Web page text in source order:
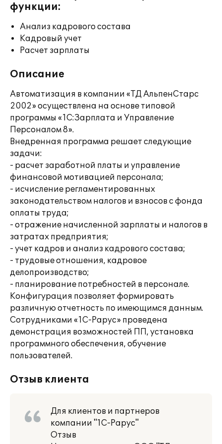
функции:
Анализ кадрового состава
Кадровый учет
Расчет зарплаты
Описание
Автоматизация в компании «ТД АльпенСтарс
2002» осуществлена на основе типовой
программы «1С:Зарплата и Управление
Персоналом 8».
Внедренная программа решает следующие
задачи:
- расчет заработной платы и управление
финансовой мотивацией персонала;
- исчисление регламентированных
законодательством налогов и взносов с фонда
оплаты труда;
- отражение начисленной зарплаты и налогов в
затратах предприятия;
- учет кадров и анализ кадрового состава;
- трудовые отношения, кадровое
делопроизводство;
- планирование потребностей в персонале.
Конфигурация позволяет формировать
различную отчетность по имеющимся данным.
Сотрудниками «1С-Рарус» проведена
демонстрация возможностей ПП, установка
программного обеспечения, обучение
пользователей.
Отзыв клиента
Для клиентов и партнеров
компании "1С-Рарус"
Отзыв